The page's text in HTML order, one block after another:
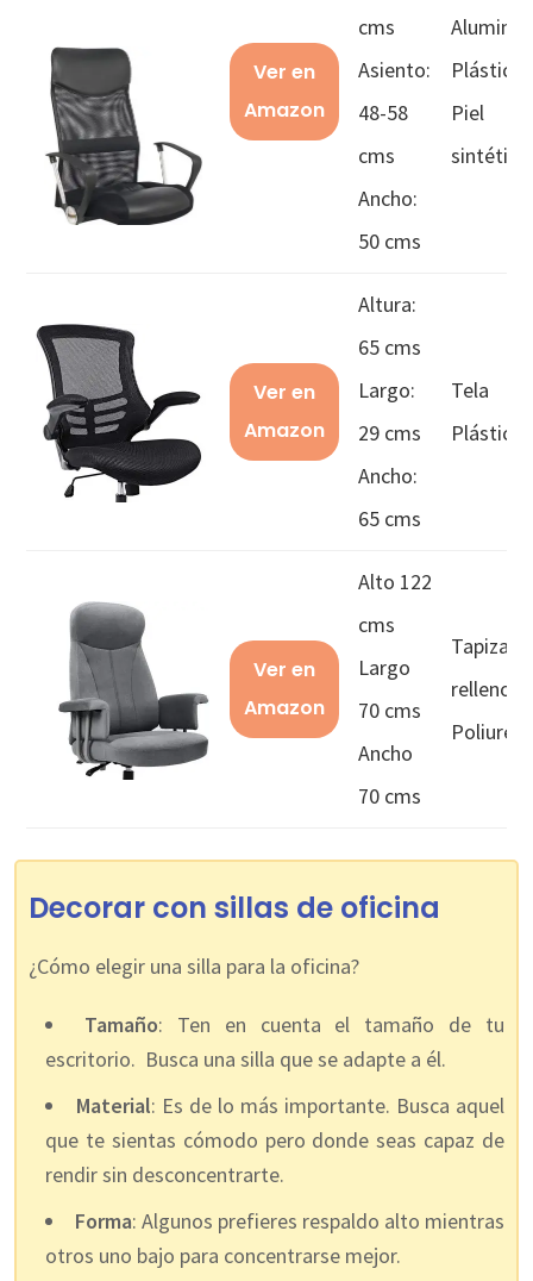
Ver en
Amazon
cms
Asiento:
48-58
cms
Ancho:
50 cms
Aluminio
Plástico
Piel
sintética
Ver en
Amazon
Altura:
65 cms
Largo:
29 cms
Ancho:
65 cms
Tela
Plástico
Ver en
Amazon
Alto 122
cms
Largo
70 cms
Ancho
70 cms
Tapizado
relleno
Decorar con sillas de oficina
¿Cómo elegir una silla para la oficina?
Tamaño: Ten en cuenta el tamaño de tu
escritorio. Busca una silla que se adapte a él.
Material: Es de lo más importante. Busca aquel
que te sientas cómodo pero donde seas capaz de
rendir sin desconcentrarte.
Forma: Algunos prefieres respaldo alto mientras
otros uno bajo para concentrarse mejor.